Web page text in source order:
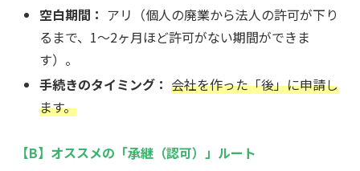
空白期間： アリ（個人の廃業から法人の許可が下り
るまで、1〜2ヶ月ほど許可がない期間ができま
す）。
手続きのタイミング： 会社を作った「後」に申請し
ます。
【B】オススメの「承継（認可）」ルート